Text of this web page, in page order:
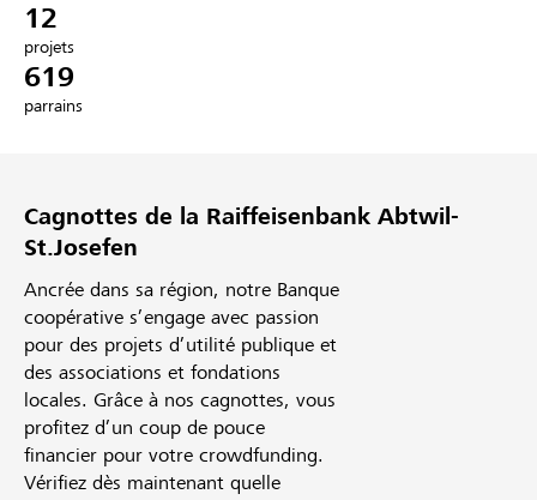
S'inscrire
12
projets
619
parrains
Cagnottes de la Raiffeisenbank Abtwil-
St.Josefen
Ancrée dans sa région, notre Banque
coopérative s’engage avec passion
pour des projets d’utilité publique et
des associations et fondations
locales. Grâce à nos cagnottes, vous
profitez d’un coup de pouce
financier pour votre crowdfunding.
Vérifiez dès maintenant quelle